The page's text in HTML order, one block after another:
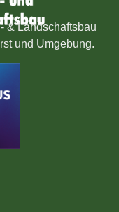
& Landschaftsbau
und Umgebung.